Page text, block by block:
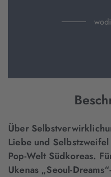
Über
Liebe und
Pop-Welt Südkoreas.
Ukenas „Seoul-